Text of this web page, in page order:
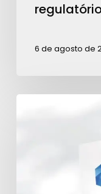
6 de agosto de